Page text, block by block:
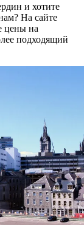
и хотите
На сайте
цены на
подходящий